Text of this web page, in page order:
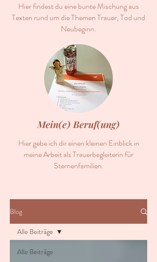
Hier findest du eine bunte Mischung aus
Texten rund um die Themen Trauer, Tod und
Neubeginn.
Mein(e) Beruf(ung)
Hier gebe ich dir einen kleinen Einblick in
meine Arbeit als Trauerbegleiterin für
Sternenfamilien.
Blog
Alle Beiträge
Alle Beiträge